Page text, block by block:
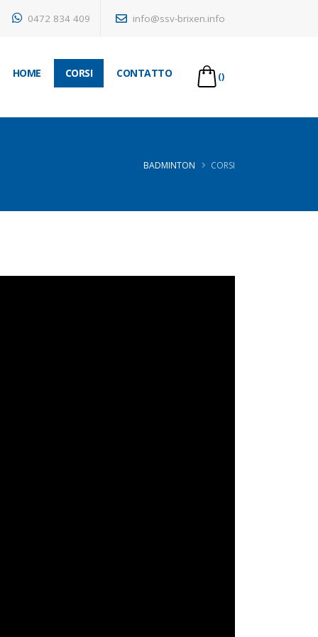
0472 834 409 info@ssv-brixen.info
HOME CORSI CONTATTO ()
BADMINTON CORSI